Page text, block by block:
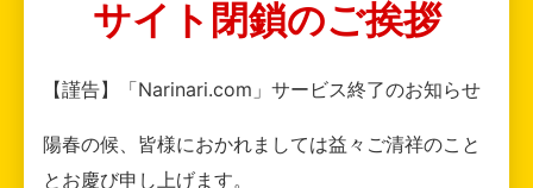
サイト閉鎖のご挨拶
【謹告】「Narinari.com」サービス終了のお知らせ
陽春の候、皆様におかれましては益々ご清祥のこと
とお慶び申し上げます。